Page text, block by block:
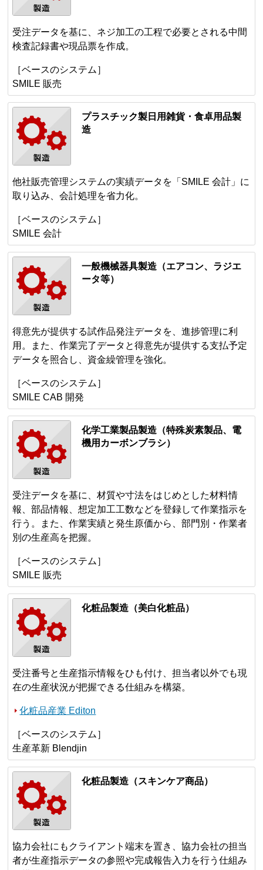
受注データを基に、ネジ加工の工程で必要とされる中間
検査記録書や現品票を作成。
［ベースのシステム］
SMILE 販売
プラスチック製日用雑貨・食卓用品製
造
他社販売管理システムの実績データを「SMILE 会計」に
取り込み、会計処理を省力化。
［ベースのシステム］
SMILE 会計
一般機械器具製造（エアコン、ラジエ
ータ等）
得意先が提供する試作品発注データを、進捗管理に利
用。また、作業完了データと得意先が提供する支払予定
データを照合し、資金繰管理を強化。
［ベースのシステム］
SMILE CAB 開発
化学工業製品製造（特殊炭素製品、電
機用カーボンブラシ）
受注データを基に、材質や寸法をはじめとした材料情
報、部品情報、想定加工工数などを登録して作業指示を
行う。また、作業実績と発生原価から、部門別・作業者
別の生産高を把握。
［ベースのシステム］
SMILE 販売
化粧品製造（美白化粧品）
受注番号と生産指示情報をひも付け、担当者以外でも現
在の生産状況が把握できる仕組みを構築。
化粧品産業 Editon
［ベースのシステム］
生産革新 Blendjin
化粧品製造（スキンケア商品）
協力会社にもクライアント端末を置き、協力会社の担当
者が生産指示データの参照や完成報告入力を行う仕組み